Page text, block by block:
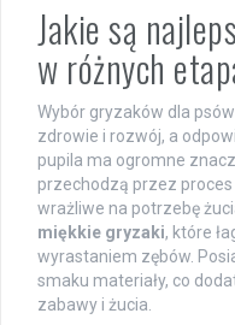
Jakie są
w różnych
Wybór gryzaków dla
zdrowie i rozwój, a
pupila ma ogromne
przechodzą przez
wrażliwe na potrzebę
miękkie gryzaki, które
wyrastaniem zębów.
smaku materiały, co
zabawy i żucia.